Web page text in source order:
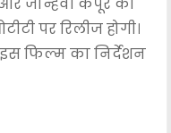
पर रिलीज होगी।
इस फिल्म का निर्देशन